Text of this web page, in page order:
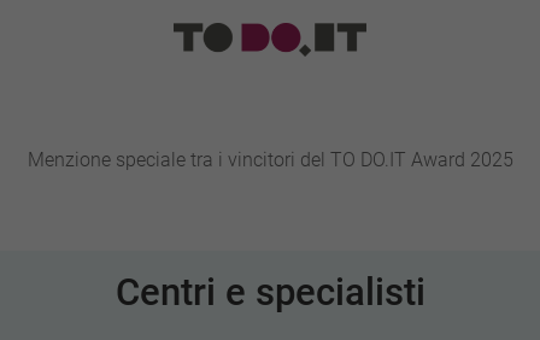
Menzione speciale tra i vincitori del TO DO.IT Award 2025
Centri e specialisti